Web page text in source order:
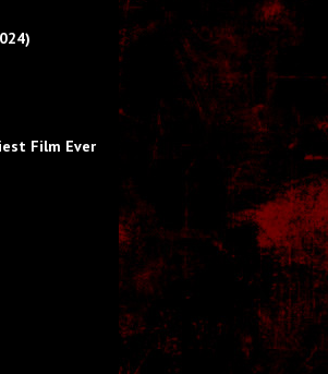
Film Ever